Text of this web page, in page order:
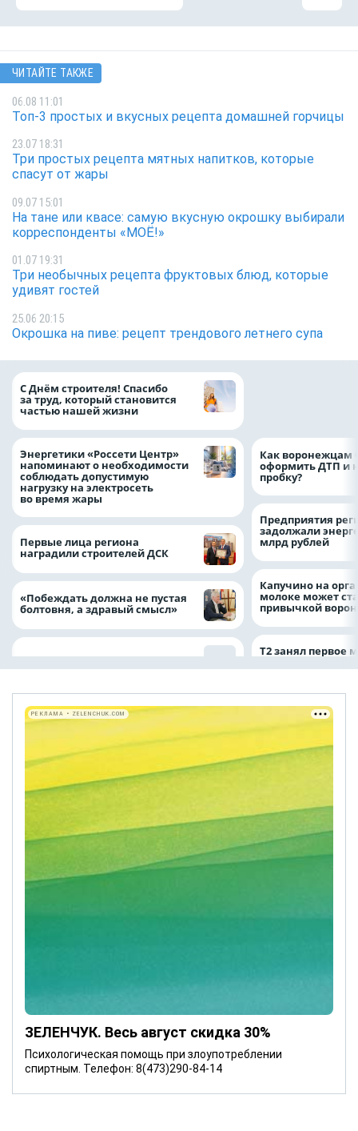
ЧИТАЙТЕ ТАКЖЕ
06.08 11:01
Топ-3 простых и вкусных рецепта домашней горчицы
23.07 18:31
Три простых рецепта мятных напитков, которые
спасут от жары
09.07 15:01
На тане или квасе: самую вкусную окрошку выбирали
корреспонденты «МОЁ!»
01.07 19:31
Три необычных рецепта фруктовых блюд, которые
удивят гостей
25.06 20:15
Окрошка на пиве: рецепт трендового летнего супа
С Днём строителя! Спасибо
за труд, который становится
частью нашей жизни
Энергетики «Россети Центр»
напоминают о необходимости
соблюдать допустимую
нагрузку на электросеть
во время жары
Первые лица региона
наградили строителей ДСК
«Побеждать должна не пустая
болтовня, а здравый смысл»
Как воронежцам
оформить ДТП и
пробку?
Предприятия
задолжали
млрд рублей
Капучино на
молоке может
привычкой
Т2 занял первое
ЗЕЛЕНЧУК. Весь август скидка 30%
Психологическая помощь при злоупотреблении
спиртным. Телефон: 8(473)290-84-14
РЕКЛАМА • ZELENCHUK.COM